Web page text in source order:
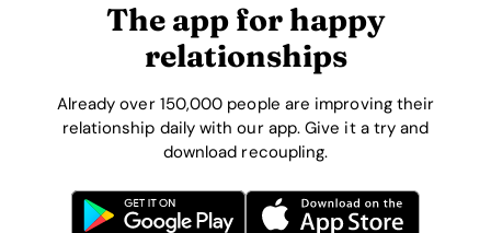
The app for happy
relationships
Already over 150,000 people are improving their
relationship daily with our app. Give it a try and
download recoupling.